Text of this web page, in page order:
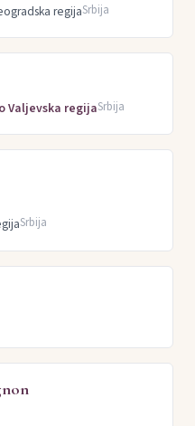
regijaSrbija
Valjevska regijaSrbija
Srbija